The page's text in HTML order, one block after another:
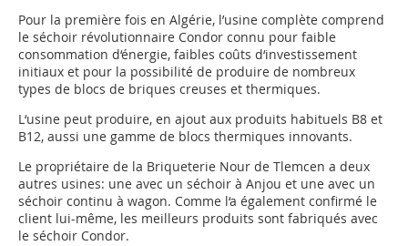
Pour la première fois en Algérie, l’usine complète comprend
le séchoir révolutionnaire Condor connu pour faible
consommation d‘énergie, faibles coûts d‘investissement
initiaux et pour la possibilité de produire de nombreux
types de blocs de briques creuses et thermiques.
L‘usine peut produire, en ajout aux produits habituels B8 et
B12, aussi une gamme de blocs thermiques innovants.
Le propriétaire de la Briqueterie Nour de Tlemcen a deux
autres usines: une avec un séchoir à Anjou et une avec un
séchoir continu à wagon. Comme l‘a également confirmé le
client lui-même, les meilleurs produits sont fabriqués avec
le séchoir Condor.